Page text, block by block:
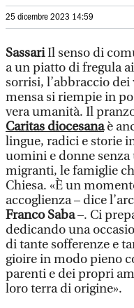
25 dicembre 2023 14:59
SassariIl senso di
a un piatto di fregula
sorrisi, l’abbraccio
mensa si riempie in
vera umanità. Il
Caritas diocesanaè
lingue, radici e storie
uomini e donne senza
migranti, le famiglie
Chiesa. «È un
accoglienza – dice
Franco Saba–. Ci
dedicando una
di tante sofferenze e
gioire in modo pieno
parenti e dei propri
loro terra di origine».